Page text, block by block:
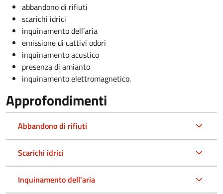
abbandono di rifiuti
scarichi idrici
inquinamento dell’aria
emissione di cattivi odori
inquinamento acustico
presenza di amianto
inquinamento elettromagnetico.
Approfondimenti
Abbandono di rifiuti
Scarichi idrici
Inquinamento dell'aria